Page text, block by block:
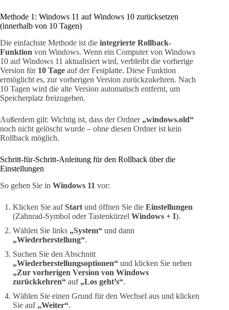
Methode 1: Windows 11 auf Windows 10 zurücksetzen
(innerhalb von 10 Tagen)
Die einfachste Methode ist die integrierte Rollback-
Funktion von Windows. Wenn ein Computer von Windows
10 auf Windows 11 aktualisiert wird, verbleibt die vorherige
Version für 10 Tage auf der Festplatte. Diese Funktion
ermöglicht es, zur vorherigen Version zurückzukehren. Nach
10 Tagen wird die alte Version automatisch entfernt, um
Speicherplatz freizugeben.
Außerdem gilt: Wichtig ist, dass der Ordner „windows.old“
noch nicht gelöscht wurde – ohne diesen Ordner ist kein
Rollback möglich.
Schritt-für-Schritt-Anleitung für den Rollback über die
Einstellungen
So gehen Sie in Windows 11 vor:
Klicken Sie aufStart und öffnen Sie die Einstellungen
(Zahnrad-Symbol oder Tastenkürzel Windows + I).
Wählen Sie links „System“ und dann
„Wiederherstellung“.
Suchen Sie den Abschnitt
„Wiederherstellungsoptionen“ und klicken Sie neben
„Zur vorherigen Version von Windows
zurückkehren“ auf „Los geht’s“.
Wählen Sie einen Grund für den Wechsel aus und klicken
Sie auf „Weiter“.